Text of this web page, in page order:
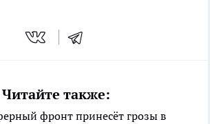
Читайте также:
фронт принесёт грозы в